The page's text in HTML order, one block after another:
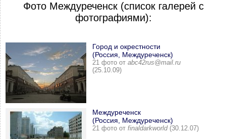
Фото Междуреченск (список галерей с
фотографиями):
Город и окрестности
(Россия, Междуреченск)
21 фото от abc42rus@mail.ru
(25.10.09)
Междуреченск
(Россия, Междуреченск)
21 фото от finaldarkworld(30.12.07)